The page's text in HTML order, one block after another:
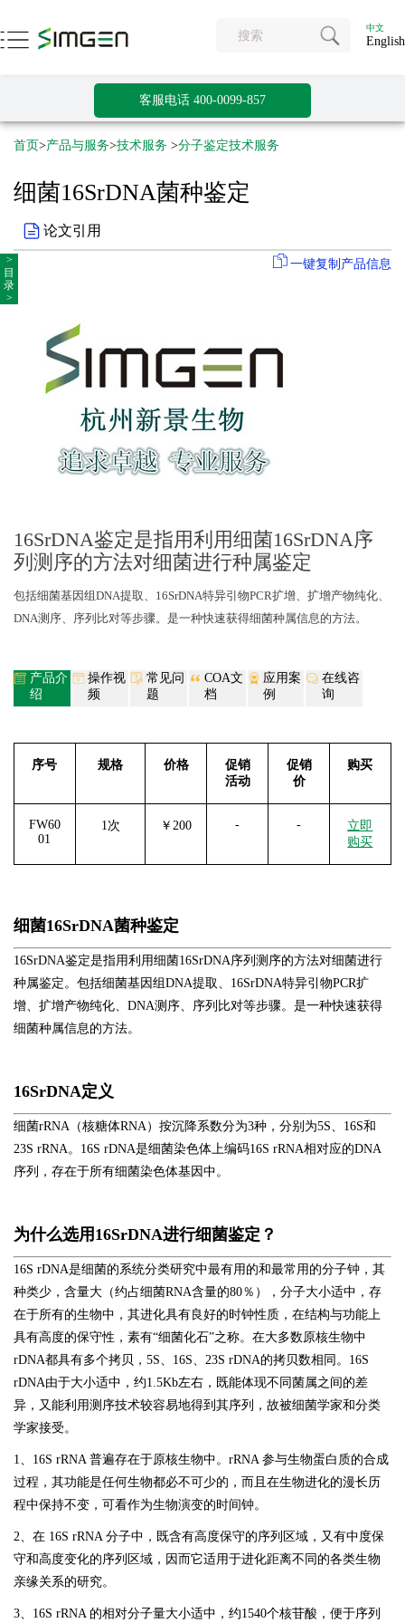
中文
English
客服电话 400-0099-857
>
目
录
>
首页>产品与服务>技术服务 >分子鉴定技术服务
细菌16SrDNA菌种鉴定
论文引用
一键复制产品信息
16SrDNA鉴定是指用利用细菌16SrDNA序
列测序的方法对细菌进行种属鉴定
包括细菌基因组DNA提取、 16SrDNA特异引物PCR扩增、扩增产物纯化、
DNA测序、序列比对等步骤。是一种快速获得细菌种属信息的方法。
产品介
绍
操作视
频
常见问
题
COA文
档
应用案
例
在线咨
询
序号 规格 价格
促销
活动
促销
价
购买
FW60
01
1次 ￥200 - -
立即
购买
细菌16SrDNA菌种鉴定
16SrDNA鉴定是指用利用细菌16SrDNA序列测序的方法对细菌进行
种属鉴定。包括细菌基因组 DNA提取、 16SrDNA特异引物PCR扩
增、扩增产物纯化、 DNA测序、序列比对等步骤。是一种快速获得
细菌种属信息的方法。
16SrDNA定义
细菌rRNA （核糖体RNA）按沉降系数分为3种，分别为5S、 16S和
23S rRNA。 16S rDNA是细菌染色体上编码16S rRNA相对应的DNA
序列，存在于所有细菌染色体基因中。
为什么选用 16SrDNA进行细菌鉴定？
16S rDNA是细菌的系统分类研究中最有用的和最常用的分子钟，其
种类少，含量大（约占细菌RNA含量的80％），分子大小适中，存
在于所有的生物中，其进化具有良好的时钟性质，在结构与功能上
具有高度的保守性，素有“细菌化石”之称。在大多数原核生物中
rDNA都具有多个拷贝， 5S、 16S、 23S rDNA的拷贝数相同。 16S
rDNA由于大小适中，约1.5Kb左右，既能体现不同菌属之间的差
异，又能利用测序技术较容易地得到其序列，故被细菌学家和分类
学家接受。
1、 16S rRNA 普遍存在于原核生物中。 rRNA 参与生物蛋白质的合成
过程，其功能是任何生物都必不可少的，而且在生物进化的漫长历
程中保持不变，可看作为生物演变的时间钟。
2、在 16S rRNA 分子中，既含有高度保守的序列区域，又有中度保
守和高度变化的序列区域，因而它适用于进化距离不同的各类生物
亲缘关系的研究。
3、 16S rRNA 的相对分子量大小适中，约1540个核苷酸，便于序列